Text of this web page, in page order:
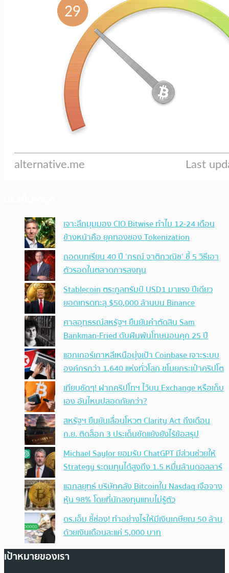
เจาะลึกมุมมอง CIO Bitwise ทำไม 12-24 เดือน
ข้างหน้าคือ ยุคทองของ Tokenization
ถอดบทเรียน 40 ปี ‘กรณ์ จาติกวณิช’ ชี้ 5 วิธีเอา
ตัวรอดในตลาดการลงทุน
Stablecoin ตระกูลทรัมป์ USD1 มาแรง ปีเดียว
ยอดเทรดทะลุ $50,000 ล้านบน Binance
ศาลอุทธรณ์สหรัฐฯ ยืนยันคำตัดสิน Sam
Bankman-Fried ดับฝันพ้นโทษนอนคุก 25 ปี
แฮกเกอร์เกาหลีเหนือมุ่งเป้า Coinbase เจาะระบบ
องค์กรกว่า 1,640 แห่งทั่วโลก ขโมยกระเป๋าคริปโต
เทียบชัดๆ! ฝากคริปโทฯ ไว้บน Exchange หรือเก็บ
เอง อันไหนปลอดภัยกว่า?
สหรัฐฯ ยืนยันเลื่อนโหวต Clarity Act ถึงเดือน
ก.ย. ติดล็อก 3 ประเด็นขัดแย้งยังไร้ข้อสรุป
Michael Saylor ยอมรับ ChatGPT มีส่วนช่วยให้
Strategy ระดมทุนได้สูงถึง 1.5 หมื่นล้านดอลลาร์
แฉกลยุทธ์ บริษัทคลัง Bitcoinใน Nasdaq เจือจาง
หุ้น 98% โดยที่นักลงทุนแทบไม่รู้ตัว
ดร.เอ็ม ชี้ช่อง! ทำอย่างไรให้มีเงินเกษียณ 50 ล้าน
ด้วยเงินเดือนละแค่ 5,000 บาท
เป้าหมายของเรา